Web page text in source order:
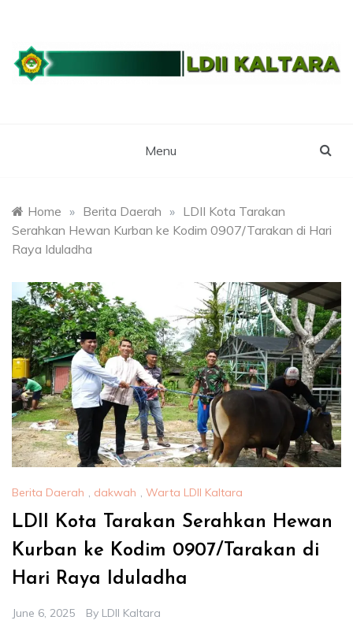
content
KALIMANTAN
UTARA
Menu
Home » Berita Daerah » LDII Kota Tarakan
Serahkan Hewan Kurban ke Kodim 0907/Tarakan di Hari
Raya Iduladha
Berita Daerah dakwah Warta LDII Kaltara
LDII Kota Tarakan Serahkan Hewan
Kurban ke Kodim 0907/Tarakan di
Hari Raya Iduladha
June 6, 2025 By LDII Kaltara